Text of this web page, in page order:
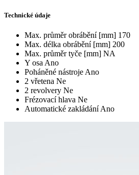
Technické údaje
Max. průměr obrábění [mm] 170
Max. délka obrábění [mm] 200
Max. průměr tyče [mm] NA
Y osa Ano
Poháněné nástroje Ano
2 vřetena Ne
2 revolvery Ne
Frézovací hlava Ne
Automatické zakládání Ano